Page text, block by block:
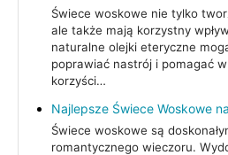
Świece woskowe nie tylko
ale także mają korzystny
naturalne olejki eteryczne
poprawiać nastrój i pomagać
korzyści…
Najlepsze Świece Woskowe
Świece woskowe są
romantycznego wieczoru.